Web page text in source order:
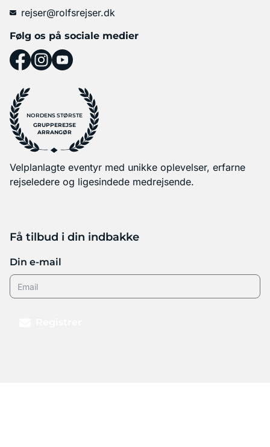
rejser@rolfsrejser.dk
Følg os på sociale medier
NORDENS STØRSTE
GRUPPEREJSE
ARRANGØR
Velplanlagte eventyr med unikke oplevelser, erfarne
rejseledere og ligesindede medrejsende.
Få tilbud i din indbakke
Din e-mail